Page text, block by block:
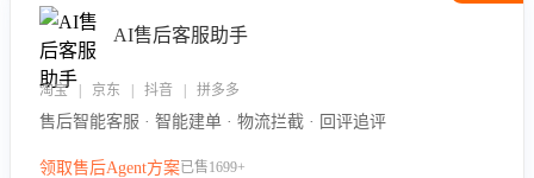
AI售后客服助手
淘宝 | 京东 | 抖音 | 拼多多
售后智能客服 · 智能建单 · 物流拦截 · 回评追评
领取售后Agent方案已售1699+